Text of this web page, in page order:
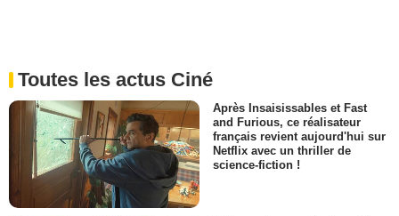
Toutes les actus Ciné
Après Insaisissables et Fast
and Furious, ce réalisateur
français revient aujourd'hui sur
Netflix avec un thriller de
science-fiction !